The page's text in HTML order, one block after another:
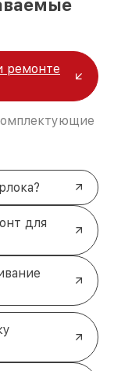
номеру +7
ремонте
для